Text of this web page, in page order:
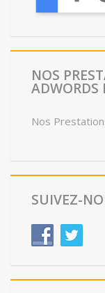
NOS
ADWORDS
Nos
SUIVEZ-